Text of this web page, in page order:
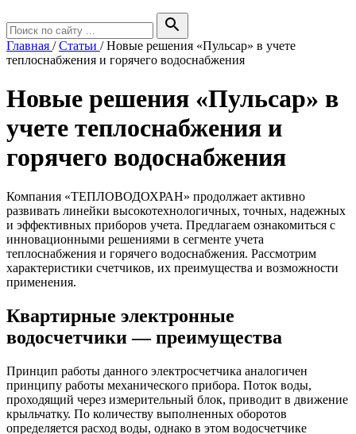
search
Главная /Статьи /Новые решения «Пульсар» в учете
теплоснабжения и горячего водоснабжения
Новые решения «Пульсар» в
учете теплоснабжения и
горячего водоснабжения
Компания «ТЕПЛОВОДОХРАН» продолжает активно
развивать линейки высокотехнологичных, точных, надежных
и эффективных приборов учета. Предлагаем ознакомиться с
инновационными решениями в сегменте учета
теплоснабжения и горячего водоснабжения. Рассмотрим
характеристики счетчиков, их преимущества и возможности
применения.
Квартирные электронные
водосчетчики — преимущества
Принцип работы данного электросчетчика аналогичен
принципу работы механического прибора. Поток воды,
проходящий через измерительный блок, приводит в движение
крыльчатку. По количеству выполненных оборотов
определяется расход воды, однако в этом водосчетчике